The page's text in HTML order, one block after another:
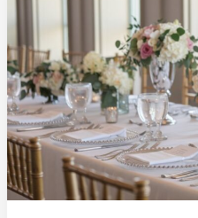
Getuige?
Complete
Gids
2025